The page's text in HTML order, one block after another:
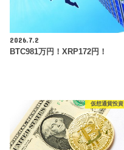
2026.7.2
BTC981万円！XRP172円！
仮想通貨投資